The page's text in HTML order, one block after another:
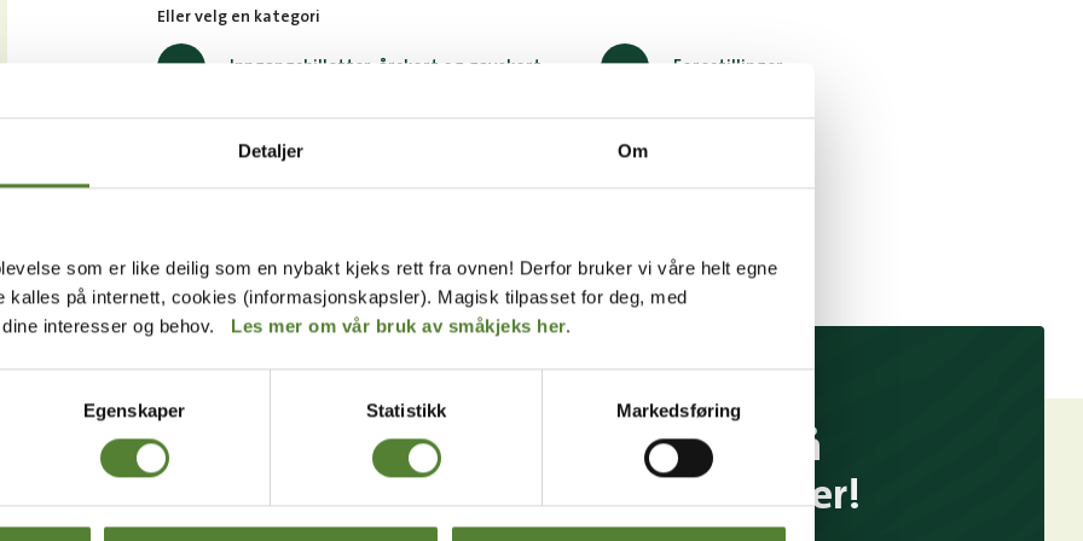
Detaljer Om
som er like deilig som en nybakt kjeks rett fra ovnen! Derfor bruker vi våre helt egne
kalles på internett, cookies (informasjonskapsler). Magisk tilpasset for deg, med
interesser og behov. Les mer om vår bruk av småkjeks her.
Egenskaper Statistikk Markedsføring
Eller velg en kategori
Inngangsbilletter, årskort og gavekort Forestillinger
FRA OSS?
av mange fordeler.
Følg oss på
sosiale medier!